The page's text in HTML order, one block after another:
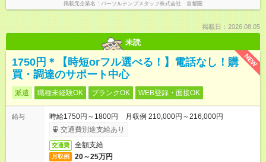
掲載元企業名 パーソルテンプスタッフ株式会社 首都圏
掲載日：2026.08.05
未読
NEW
1750円＊【時短orフル選べる！】電話なし！購
買・調達のサポート中心
派遣 職種未経験OK ブランクOK WEB登録・面接OK
給与
時給1750円～1800円 月収例 210,000円～216,000円
交通費別途支給あり
交通費 全額支給
月収例 20～25万円